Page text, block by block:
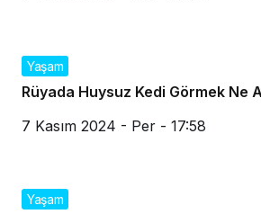
Yaşam
Rüyada Huysuz Kedi Görmek Ne
7 Kasım 2024 - Per - 17:58
Yaşam